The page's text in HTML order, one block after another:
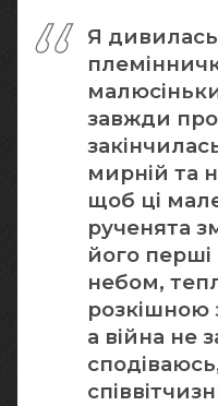
Я
завжди
мирній та
щоб ці
рученята
його
небом,
розкішною
а війна не